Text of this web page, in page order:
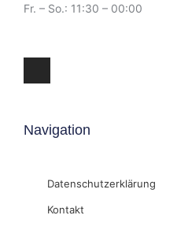
Fr. – So.: 11:30 – 00:00
Navigation
Datenschutzerklärung
Kontakt